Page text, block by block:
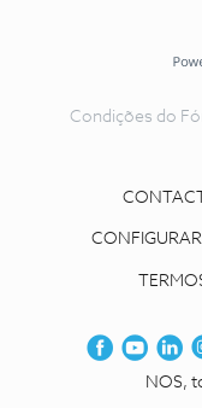
Condições do
NOS,